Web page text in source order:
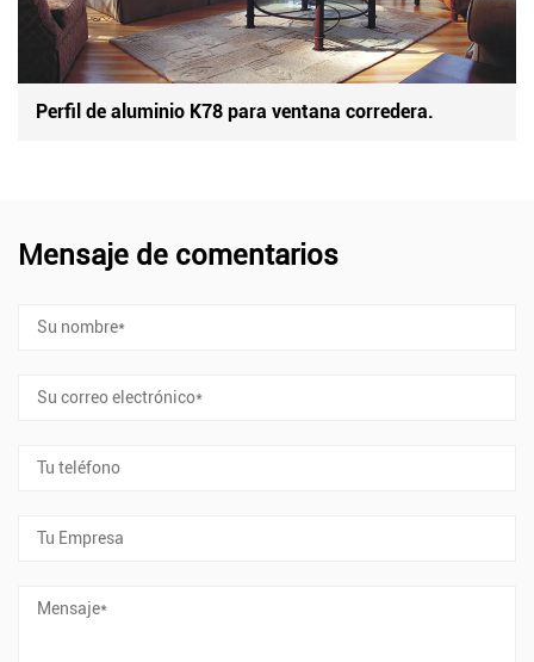
Perfil de aluminio K78 para ventana corredera.
Mensaje de comentarios